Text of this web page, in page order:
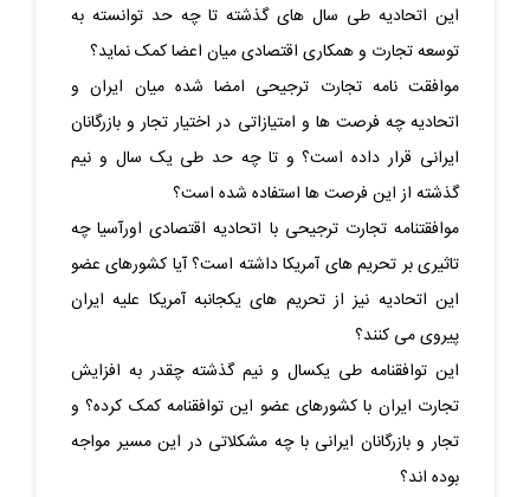
این اتحادیه طی سال های گذشته تا چه حد توانسته به
توسعه تجارت و همکاری اقتصادی میان اعضا کمک نماید؟
موافقت نامه تجارت ترجیحی امضا شده میان ایران و
اتحادیه چه فرصت ها و امتیازاتی در اختیار تجار و بازرگانان
ایرانی قرار داده است؟ و تا چه حد طی یک سال و نیم
گذشته از این فرصت ها استفاده شده است؟
موافقتنامه تجارت ترجیحی با اتحادیه اقتصادی اورآسیا چه
تاثیری بر تحریم های آمریکا داشته است؟ آیا کشورهای عضو
این اتحادیه نیز از تحریم های یکجانبه آمریکا علیه ایران
پیروی می کنند؟
این توافقنامه طی یکسال و نیم گذشته چقدر به افزایش
تجارت ایران با کشورهای عضو این توافقنامه کمک کرده؟ و
تجار و بازرگانان ایرانی با چه مشکلاتی در این مسیر مواجه
بوده اند؟